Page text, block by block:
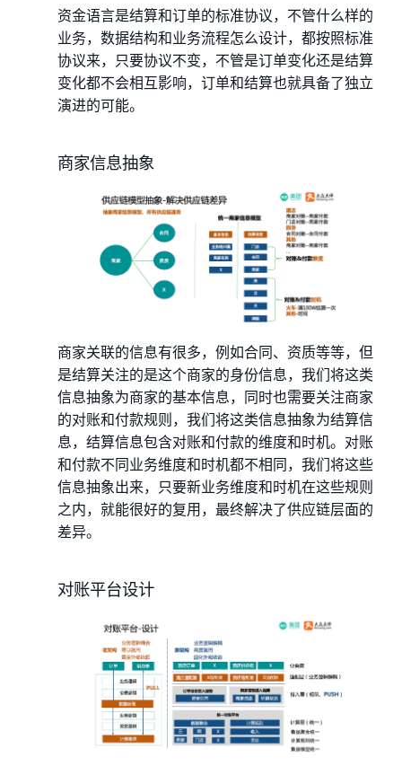
资金语言是结算和订单的标准协议，不管什么样的
业务，数据结构和业务流程怎么设计，都按照标准
协议来，只要协议不变，不管是订单变化还是结算
变化都不会相互影响，订单和结算也就具备了独立
演进的可能。
商家信息抽象
商家关联的信息有很多，例如合同、资质等等，但
是结算关注的是这个商家的身份信息，我们将这类
信息抽象为商家的基本信息，同时也需要关注商家
的对账和付款规则，我们将这类信息抽象为结算信
息，结算信息包含对账和付款的维度和时机。对账
和付款不同业务维度和时机都不相同，我们将这些
信息抽象出来，只要新业务维度和时机在这些规则
之内，就能很好的复用，最终解决了供应链层面的
差异。
对账平台设计